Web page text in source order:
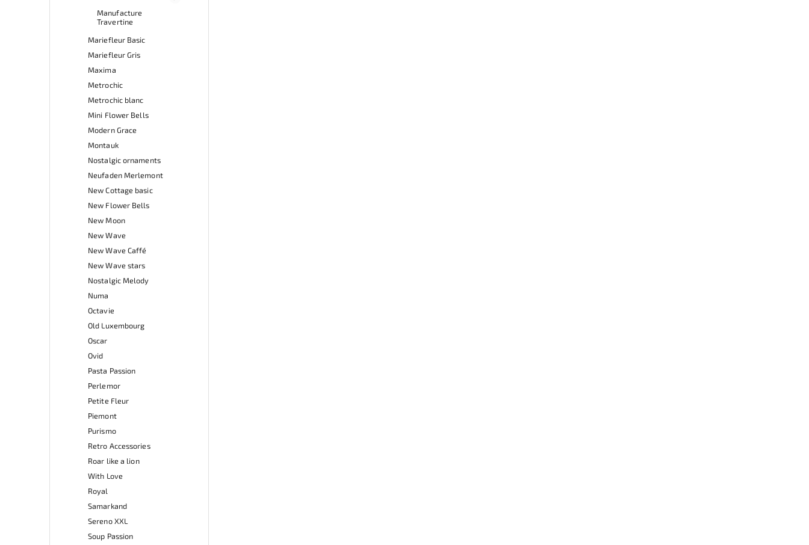
Manufacture
Travertine
Mariefleur Basic
Mariefleur Gris
Maxima
Metrochic
Metrochic blanc
Mini Flower Bells
Modern Grace
Montauk
Nostalgic ornaments
Neufaden Merlemont
New Cottage basic
New Flower Bells
New Moon
New Wave
New Wave Caffé
New Wave stars
Nostalgic Melody
Numa
Octavie
Old Luxembourg
Oscar
Ovid
Pasta Passion
Perlemor
Petite Fleur
Piemont
Purismo
Retro Accessories
Roar like a lion
With Love
Royal
Samarkand
Sereno XXL
Soup Passion